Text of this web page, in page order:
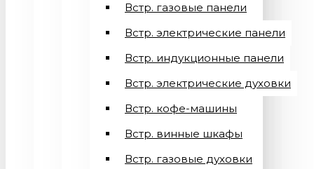
Встр. газовые панели
Встр. электрические панели
Встр. индукционные панели
Встр. электрические духовки
Встр. кофе-машины
Встр. винные шкафы
Встр. газовые духовки